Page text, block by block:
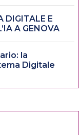
DIGITALE E
A GENOVA
la
Digitale